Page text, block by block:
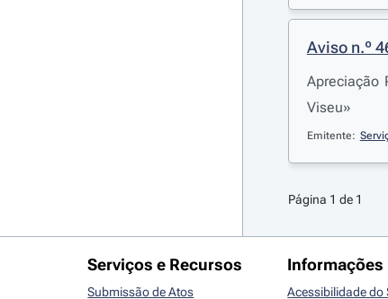
Aviso n.º
Apreciação
Viseu»
Emitente:
Página 1 de 1
Serviços e Recursos
Submissão de Atos
Informações
Acessibilidade do